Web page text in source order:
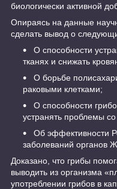
биологически активной
Опираясь на данные
сделать вывод о
О способности
тканях и снижать
О борьбе
раковыми клетками;
О способности
устранять проблемы
Об эффективности
заболеваний органов
Доказано, что грибы
выводить из организма
употреблении грибов в